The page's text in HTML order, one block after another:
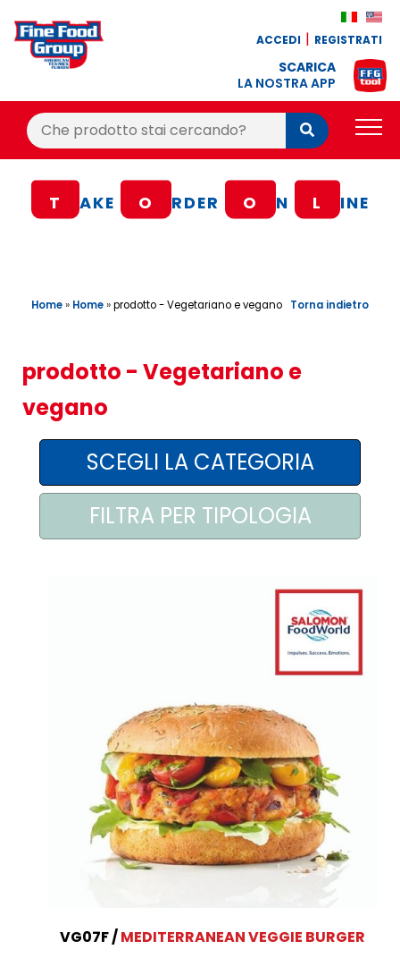
ACCEDI REGISTRATI
SCARICA
LA NOSTRA APP
Cerca:
Cerca
BLOG
CONTATTI
AREA AGENTI
T AKE O RDER O N L INE
Home» Home»prodotto - Vegetariano e vegano Torna indietro
prodotto - Vegetariano e
vegano
VG07F
MEDITERRANEAN VEGGIE BURGER